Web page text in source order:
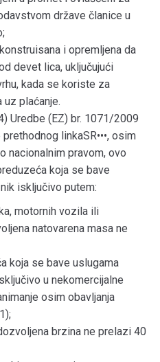
države članice u
i opremljena da
devet lica, uključujući
kada se koriste za
plaćanje.
Uredbe (EZ) br. 1071/2009
linkaSR•••, osim
nacionalnim pravom, ovo
koja se bave
isključivo putem:
motornih vozila ili
natovarena masa ne
koja se bave uslugama
u nekomercijalne
osim obavljanja
brzina ne prelazi 40